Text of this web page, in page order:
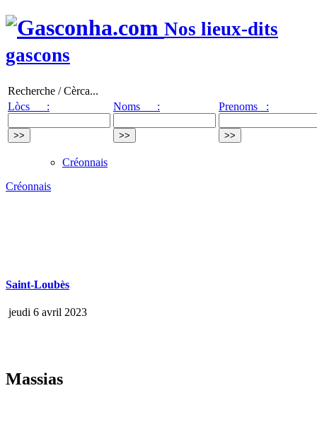
Nos lieux-dits
gascons
Recherche / Cèrca...
Lòcs :
Noms : Prenoms :
Créonnais
Créonnais
Saint-Loubès
jeudi 6 avril 2023
Massias